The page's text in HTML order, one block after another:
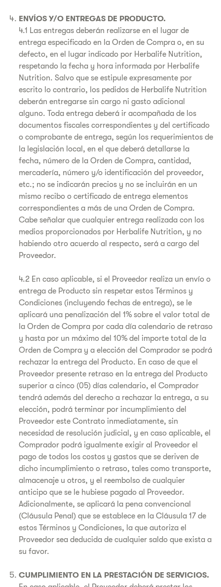
ENVÍOS Y/O ENTREGAS DE PRODUCTO.
4.1 Las entregas deberán realizarse en el lugar de
entrega especificado en la Orden de Compra o, en su
defecto, en el lugar indicado por Herbalife Nutrition,
respetando la fecha y hora informada por Herbalife
Nutrition. Salvo que se estipule expresamente por
escrito lo contrario, los pedidos de Herbalife Nutrition
deberán entregarse sin cargo ni gasto adicional
alguno. Toda entrega deberá ir acompañada de los
documentos fiscales correspondientes y del certificado
o comprobante de entrega, según los requerimientos de
la legislación local, en el que deberá detallarse la
fecha, número de la Orden de Compra, cantidad,
mercadería, número y/o identificación del proveedor,
etc.; no se indicarán precios y no se incluirán en un
mismo recibo o certificado de entrega elementos
correspondientes a más de una Orden de Compra.
Cabe señalar que cualquier entrega realizada con los
medios proporcionados por Herbalife Nutrition, y no
habiendo otro acuerdo al respecto, será a cargo del
Proveedor.
4.2 En caso aplicable, si el Proveedor realiza un envío o
entrega de Producto sin respetar estos Términos y
Condiciones (incluyendo fechas de entrega), se le
aplicará una penalización del 1% sobre el valor total de
la Orden de Compra por cada día calendario de retraso
y hasta por un máximo del 10% del importe total de la
Orden de Compra y a elección del Comprador se podrá
rechazar la entrega del Producto. En caso de que el
Proveedor presente retraso en la entrega del Producto
superior a cinco (05) días calendario, el Comprador
tendrá además del derecho a rechazar la entrega, a su
elección, podrá terminar por incumplimiento del
Proveedor este Contrato inmediatamente, sin
necesidad de resolución judicial, y en caso aplicable, el
Comprador podrá igualmente exigir al Proveedor el
pago de todos los costos y gastos que se deriven de
dicho incumplimiento o retraso, tales como transporte,
almacenaje u otros, y el reembolso de cualquier
anticipo que se le hubiese pagado al Proveedor.
Adicionalmente, se aplicará la pena convencional
(Cláusula Penal) que se establece en la Cláusula 17 de
estos Términos y Condiciones, la que autoriza el
Proveedor sea deducida de cualquier saldo que exista a
su favor.
CUMPLIMIENTO EN LA PRESTACIÓN DE SERVICIOS.